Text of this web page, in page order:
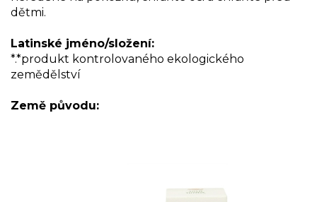
dětmi.
Latinské jméno/složení:
*.*produkt kontrolovaného ekologického
zemědělství
Země původu: